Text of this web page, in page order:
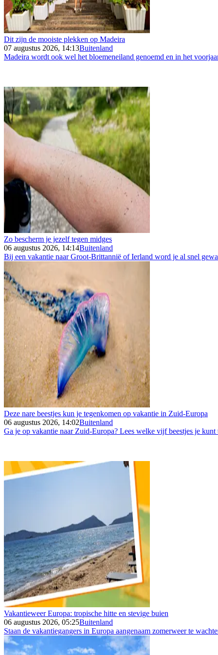
Dit zijn de mooiste plekken op Madeira
07 augustus 2026, 14:13Buitenland
Madeira wordt ook wel het bloemeneiland genoemd en in het
Zo bescherm je jezelf tegen midges
06 augustus 2026, 14:14Buitenland
Bij een vakantie naar Groot-Brittannië of Ierland word je al snel
Deze nare beestjes kun je tegenkomen op vakantie in Zuid-Europa
06 augustus 2026, 14:02Buitenland
Ga je op vakantie naar Zuid-Europa? Lees welke vijf beestjes je kunt
Vakantieweer Europa: tropische hitte en stevige buien
06 augustus 2026, 05:25Buitenland
Staan de vakantiegangers in Europa aangenaam zomerweer te